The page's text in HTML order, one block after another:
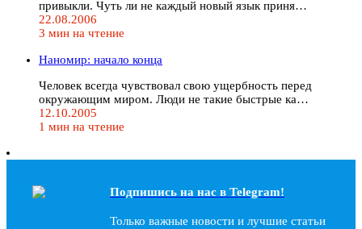
привыкли. Чуть ли не каждый новый язык приня…
22.08.2006
3 мин на чтение
Наномир: начало конца
Человек всегда чувствовал свою ущербность перед
окружающим миром. Люди не такие быстрые ка…
12.10.2005
1 мин на чтение
Подпишись на наc в Telegram!
Только важные новости и лучшие статьи